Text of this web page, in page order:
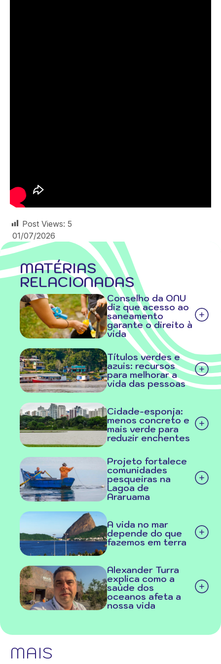
Post Views: 5
01/07/2026
MATÉRIAS
RELACIONADAS
Conselho da ONU
diz que acesso ao
saneamento
garante o direito à
vida
Títulos verdes e
azuis: recursos
para melhorar a
vida das pessoas
Cidade-esponja:
menos concreto e
mais verde para
reduzir enchentes
Projeto fortalece
comunidades
pesqueiras na
Lagoa de
Araruama
A vida no mar
depende do que
fazemos em terra
Alexander Turra
explica como a
saúde dos
oceanos afeta a
nossa vida
MAIS